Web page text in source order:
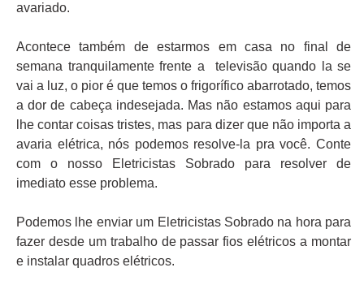
avariado.
Acontece também de estarmos em casa no final de
semana tranquilamente frente a televisão quando la se
vai a luz, o pior é que temos o frigorífico abarrotado, temos
a dor de cabeça indesejada. Mas não estamos aqui para
lhe contar coisas tristes, mas para dizer que não importa a
avaria elétrica, nós podemos resolve-la pra você. Conte
com o nosso Eletricistas Sobrado para resolver de
imediato esse problema.
Podemos lhe enviar um Eletricistas Sobrado na hora para
fazer desde um trabalho de passar fios elétricos a montar
e instalar quadros elétricos.